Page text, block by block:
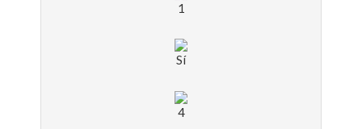
1
Sí
4